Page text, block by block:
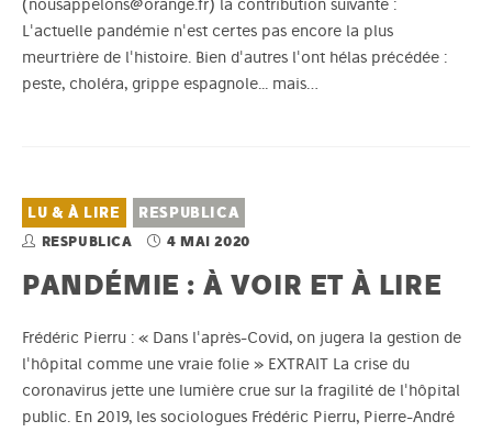
(nousappelons@orange.fr) la contribution suivante :
L'actuelle pandémie n'est certes pas encore la plus
meurtrière de l'histoire. Bien d'autres l'ont hélas précédée :
peste, choléra, grippe espagnole... mais…
LU & À LIRE RESPUBLICA
RESPUBLICA 4 MAI 2020
PANDÉMIE : À VOIR ET À LIRE
Frédéric Pierru : « Dans l'après-Covid, on jugera la gestion de
l'hôpital comme une vraie folie » EXTRAIT La crise du
coronavirus jette une lumière crue sur la fragilité de l'hôpital
public. En 2019, les sociologues Frédéric Pierru, Pierre-André